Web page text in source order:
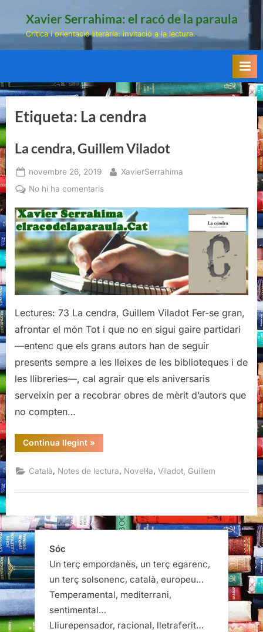
Xavier Serrahima: el racó de la paraula
Crítica i orientació literària: invitació a la lectura.
Etiqueta: La cendra
La cendra, Guillem Viladot
Posted
on
novembre 26, 2019 By
XavierSerrahima
No hi ha comentarisa
cendra,
Guillem
Viladot
Lectures: 73 La cendra, Guillem Viladot Fer-se gran,
afrontar el món Tot i que no en sigui gaire partidari
—entenc que els grans autors han de seguir
presents sempre a les lleixes de les biblioteques i de
les llibreries—, cal agrair que els aniversaris
serveixin per a recobrar obres de mèrit d’autors que
no compten…
Continua llegint“La
cendra,
Viladot”
»
Català, Notes de lectura, Novel·la,Viladot, Guillem
Sóc
Un terç empordanès, un terç egarenc,
un terç solsonenc, català, europeu…
Temperamental, mediterrani,
sentimental…
Lliurepensador, racional, lletraferit…